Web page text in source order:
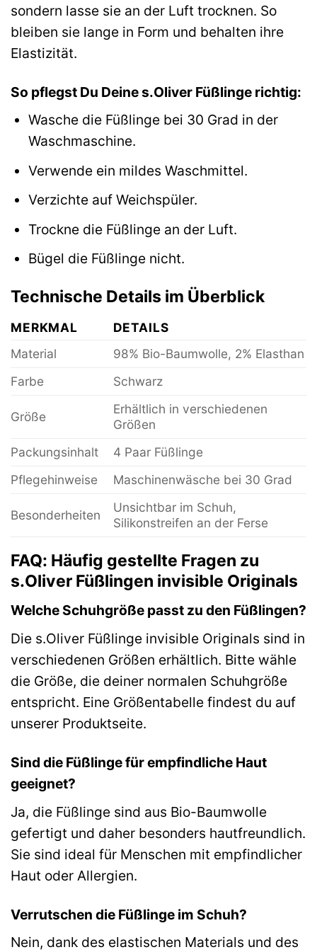
sondern lasse sie an der Luft trocknen. So
bleiben sie lange in Form und behalten ihre
Elastizität.
So pflegst Du Deine s.Oliver Füßlinge richtig:
Wasche die Füßlinge bei 30 Grad in der
Waschmaschine.
Verwende ein mildes Waschmittel.
Verzichte auf Weichspüler.
Trockne die Füßlinge an der Luft.
Bügel die Füßlinge nicht.
Technische Details im Überblick
MERKMAL
DETAILS
Material
98% Bio-Baumwolle, 2% Elasthan
Farbe
Schwarz
Größe
Erhältlich in verschiedenen
Größen
Packungsinhalt
4 Paar Füßlinge
Pflegehinweise
Maschinenwäsche bei 30 Grad
Besonderheiten
Unsichtbar im Schuh,
Silikonstreifen an der Ferse
FAQ: Häufig gestellte Fragen zu
s.Oliver Füßlingen invisible Originals
Welche Schuhgröße passt zu den Füßlingen?
Die s.Oliver Füßlinge invisible Originals sind in
verschiedenen Größen erhältlich. Bitte wähle
die Größe, die deiner normalen Schuhgröße
entspricht. Eine Größentabelle findest du auf
unserer Produktseite.
Sind die Füßlinge für empfindliche Haut
geeignet?
Ja, die Füßlinge sind aus Bio-Baumwolle
gefertigt und daher besonders hautfreundlich.
Sie sind ideal für Menschen mit empfindlicher
Haut oder Allergien.
Verrutschen die Füßlinge im Schuh?
Nein, dank des elastischen Materials und des